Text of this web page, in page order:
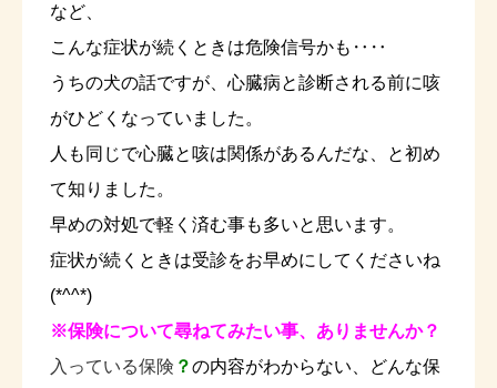
など、
こんな症状が続くときは危険信号かも‥‥
うちの犬の話ですが、心臓病と診断される前に咳
がひどくなっていました。
人も同じで心臓と咳は関係があるんだな、と初め
て知りました。
早めの対処で軽く済む事も多いと思います。
症状が続くときは受診をお早めにしてくださいね
(*^^*)
※保険について尋ねてみたい事、ありませんか？
入っている保険 ？の内容がわからない、どんな保